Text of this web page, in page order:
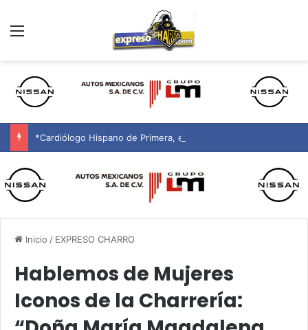
Menú
Inicio / EXPRESO CHARRO
Hablemos de Mujeres
Iconos de la Charrería: